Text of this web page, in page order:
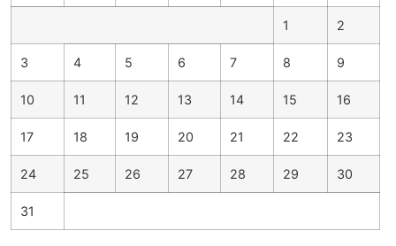
1 2
3 4 5 6 7 8 9
10 11 12 13 14 15 16
17 18 19 20 21 22 23
24 25 26 27 28 29 30
31